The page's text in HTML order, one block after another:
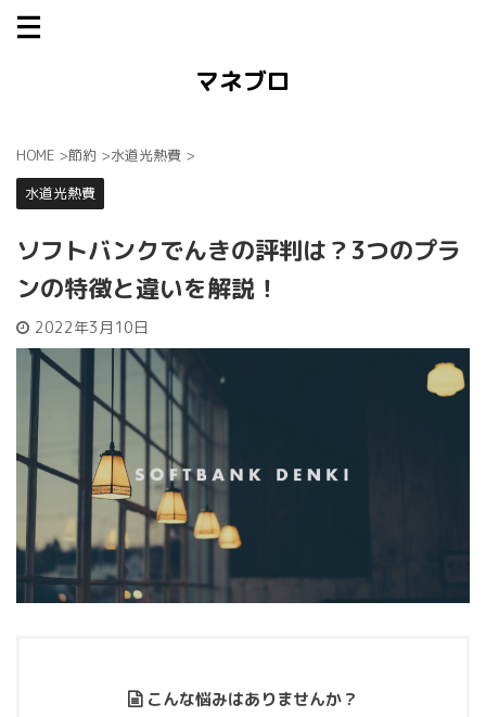
マネブロ
HOME >節約 >水道光熱費 >
水道光熱費
ソフトバンクでんきの評判は？3つのプラ
ンの特徴と違いを解説！
2022年3月10日
こんな悩みはありませんか？